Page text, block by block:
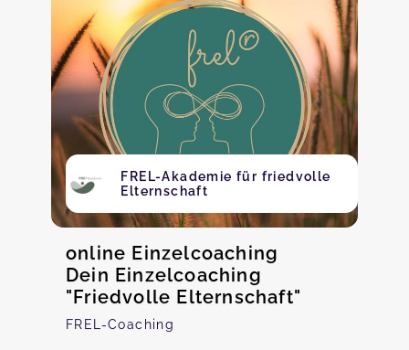
FREL-Akademie für friedvolle
Elternschaft
online Einzelcoaching
Dein Einzelcoaching
"Friedvolle Elternschaft"
FREL-Coaching